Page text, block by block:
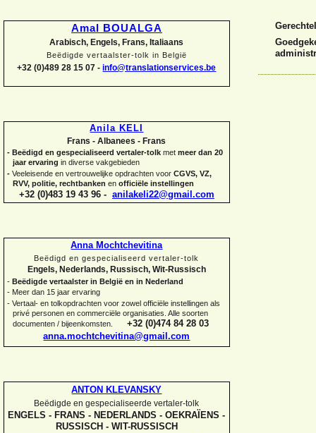
Amal BOUALGA
Arabisch, Engels, Frans, Italiaans
Beëdigde vertaalster-tolk in België
+32 (0)489 28 15 07 - info@translationservices.be
Anila KELI
Frans - Albanees - Frans
- Beëdigd en gespecialiseerd vertaler-tolk met meer dan 20
jaar ervaring in diverse vakgebieden
- Veeleisende en vertrouwelijke opdrachten voor CGVS, VZ,
RVV, politie, rechtbanken en officiële instellingen
+32 (0)483 19 43 96 - anilakeli22@gmail.com
Anna Mochtchevitina
Beëdigd en gespecialiseerd vertaler-tolk
Engels, Nederlands, Russisch, Wit-Russisch
- Beëdigde vertaalster in België en in Nederland
- Meer dan 15 jaar ervaring
- Vertaal- en tolkopdrachten voor zowel officiële instellingen als
privé personen en commerciële organisaties. Alle soorten
documenten / bijeenkomsten.
+32 (0)474 84 28 03
anna.mochtchevitina@gmail.com
ANTON KLEVANSKY
Beëdigde en gespecialiseerde vertaler-tolk
ENGELS - FRANS - NEDERLANDS - OEKRAÏENS -
RUSSISCH - WIT-RUSSISCH